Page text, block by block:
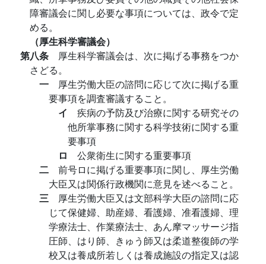
障審議会に関し必要な事項については、政令で定
める。
（厚生科学審議会）
第八条 厚生科学審議会は、次に掲げる事務をつか
さどる。
一 厚生労働大臣の諮問に応じて次に掲げる重
要事項を調査審議すること。
イ 疾病の予防及び治療に関する研究その
他所掌事務に関する科学技術に関する重
要事項
ロ 公衆衛生に関する重要事項
二 前号ロに掲げる重要事項に関し、厚生労働
大臣又は関係行政機関に意見を述べること。
三 厚生労働大臣又は文部科学大臣の諮問に応
じて保健婦、助産婦、看護婦、准看護婦、理
学療法士、作業療法士、あん摩マッサージ指
圧師、はり師、きゅう師又は柔道整復師の学
校又は養成所若しくは養成施設の指定又は認